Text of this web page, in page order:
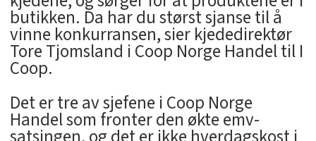
butikken. Da har du størst sjanse til å
vinne konkurransen, sier kjededirektør
Tore Tjomsland i Coop Norge Handel til I
Coop.
Det er tre av sjefene i Coop Norge
Handel som fronter den økte emv-